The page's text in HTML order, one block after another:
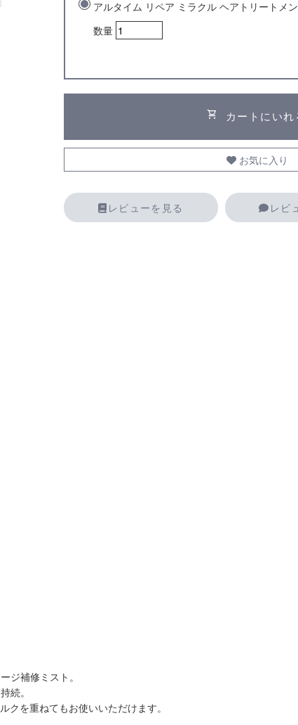
アルタイム リペア ミラクル ヘアトリートメ
数量
shopping_cart カートにいれ
お気に入り
レビューを見る レビ
ジ補修ミスト。
続。
を重ねてもお使いいただけます。